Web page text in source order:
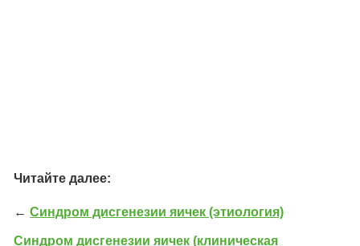
Читайте далее:
←Синдром дисгенезии яичек (этиология)
Синдром дисгенезии яичек (клиническая